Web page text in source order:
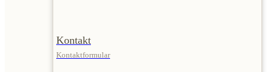
Kontakt
Kontaktformular